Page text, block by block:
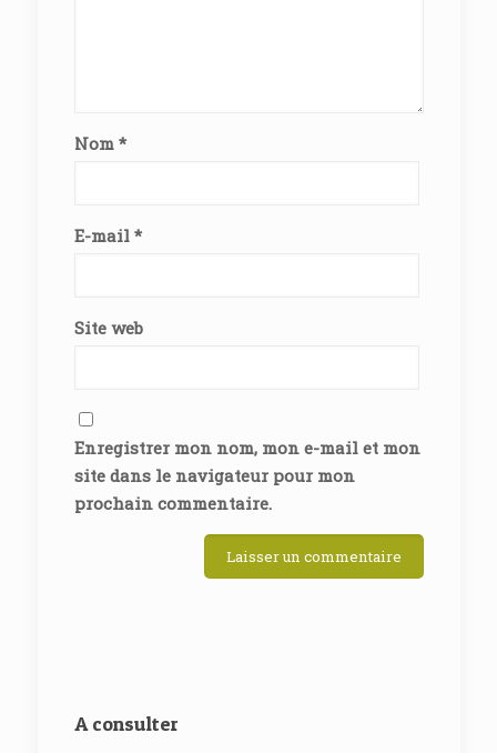
Nom *
E-mail *
Site web
Enregistrer mon nom, mon e-mail et mon
site dans le navigateur pour mon
prochain commentaire.
A consulter